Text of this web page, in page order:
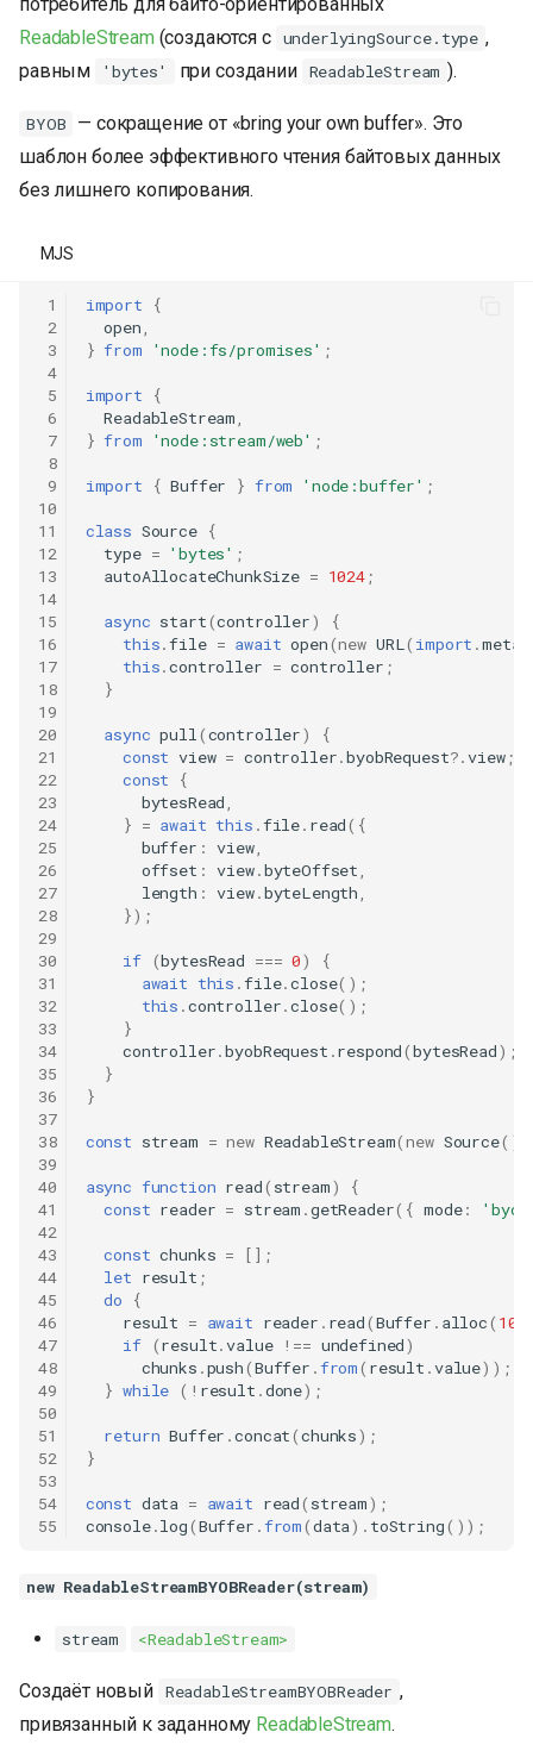
ReadableStream (создаются с underlyingSource.type ,
равным
'bytes' при создании ReadableStream ).
BYOB
— сокращение от «bring your own buffer». Это
шаблон более эффективного чтения байтовых данных
без лишнего копирования.
MJS
1
2
3
4
5
6
7
8
9
10
11
12
13
14
15
16
17
18
19
20
21
22
23
24
25
26
27
28
29
30
31
32
33
34
35
36
37
38
39
40
41
42
43
44
45
46
47
48
49
50
51
52
53
54
55
import
{
open,
} from 'node:fs/promises' ;
import
{
ReadableStream,
} from 'node:stream/web' ;
import { Buffer } from 'node:buffer' ;
class Source {
type = 'bytes' ;
autoAllocateChunkSize = 1024;
async start(controller)
{
this.file = await open(new URL( import .meta
this.controller = controller ;
}
async pull(controller)
{
const view = controller.byobRequest?.view;
const
{
bytesRead,
} = await this .file. read({
buffer : view,
offset : view.byteOffset,
length : view.byteLength,
});
if (bytesRead === 0)
{
await this .file.close();
this .controller.close();
}
controller.byobRequest .respond(bytesRead);
}
}
const stream = new ReadableStream(new Source
async function read( stream)
{
const reader = stream .getReader({ mode:
const chunks =
[];
let result ;
do
{
result = await reader . read(Buffer . alloc( 100
if (result.value !== undefined)
chunks .push(Buffer .from( result .value));
} while ( ! result .done);
return Buffer .concat(chunks);
}
const data = await read( stream);
console.log(Buffer .from(data). toString());
new ReadableStreamBYOBReader(stream)
stream <ReadableStream>
Создаёт новый ReadableStreamBYOBReader ,
привязанный к заданному ReadableStream.